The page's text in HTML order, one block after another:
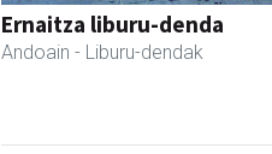
Ernaitza liburu-denda
Andoain - Liburu-dendak